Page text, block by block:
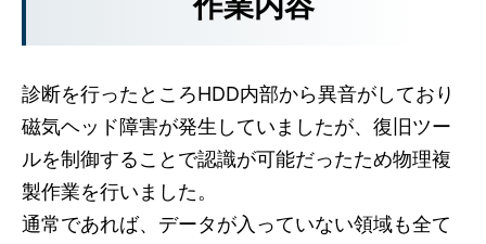
診断を行ったところHDD内部から異音がしており
磁気ヘッド障害が発生していましたが、復旧ツー
ルを制御することで認識が可能だったため物理複
製作業を行いました。
通常であれば、データが入っていない領域も全て